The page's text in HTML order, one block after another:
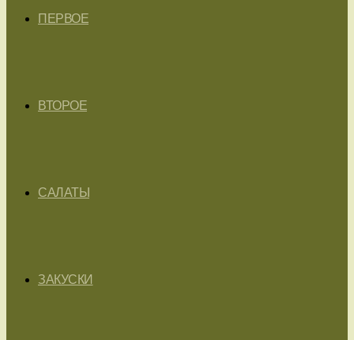
ПЕРВОЕ
ВТОРОЕ
САЛАТЫ
ЗАКУСКИ